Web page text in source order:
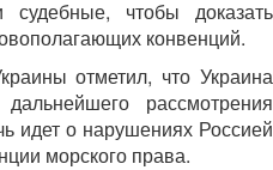
чтобы доказать
конвенций.
отметил, что Украина
рассмотрения
идет о нарушениях Россией
морского права.